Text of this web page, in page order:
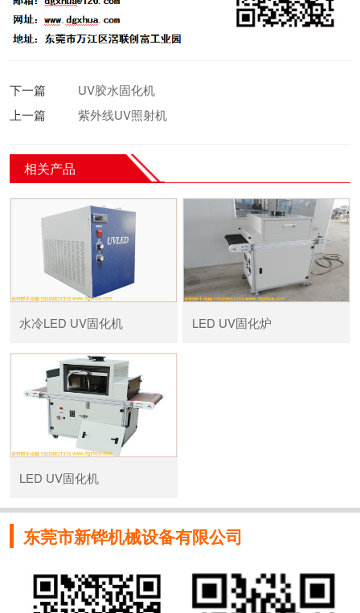
下一篇
UV胶水固化机
上一篇
紫外线UV照射机
相关产品
水冷LED UV固化机 LED UV固化炉
LED UV固化机
东莞市新铧机械设备有限公司